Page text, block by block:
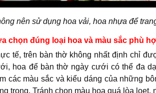
nên sử dụng hoa vải, hoa nhựa để
chọn đúng loại hoa và màu sắc phù
tế, trên bàn thờ không nhất định chỉ
hoa để bàn thờ ngày cưới có thể đa
các màu sắc và kiểu dáng của những
trọng. Tránh chọn màu hoa quá lòa